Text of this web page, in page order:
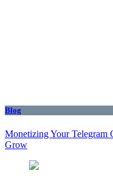
Blog
Monetizing Your Telegram
Grow